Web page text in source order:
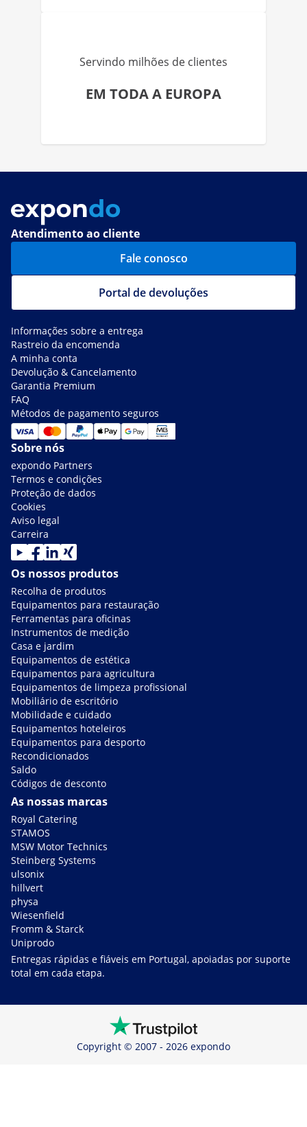
Servindo milhões de clientes
EM TODA A EUROPA
Atendimento ao cliente
Fale conosco
Portal de devoluções
Informações sobre a entrega
Rastreio da encomenda
A minha conta
Devolução & Cancelamento
Garantia Premium
FAQ
Métodos de pagamento seguros
Sobre nós
expondo Partners
Termos e condições
Proteção de dados
Cookies
Aviso legal
Carreira
Os nossos produtos
Recolha de produtos
Equipamentos para restauração
Ferramentas para oficinas
Instrumentos de medição
Casa e jardim
Equipamentos de estética
Equipamentos para agricultura
Equipamentos de limpeza profissional
Mobiliário de escritório
Mobilidade e cuidado
Equipamentos hoteleiros
Equipamentos para desporto
Recondicionados
Saldo
Códigos de desconto
As nossas marcas
Royal Catering
STAMOS
MSW Motor Technics
Steinberg Systems
ulsonix
hillvert
physa
Wiesenfield
Fromm & Starck
Uniprodo
Entregas rápidas e fiáveis em Portugal, apoiadas por suporte
total em cada etapa.
Copyright © 2007 - 2026 expondo